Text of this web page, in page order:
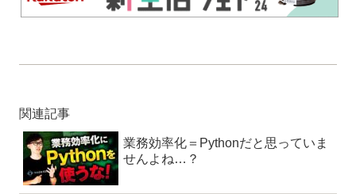
関連記事
業務効率化＝Pythonだと思っていま
せんよね…？